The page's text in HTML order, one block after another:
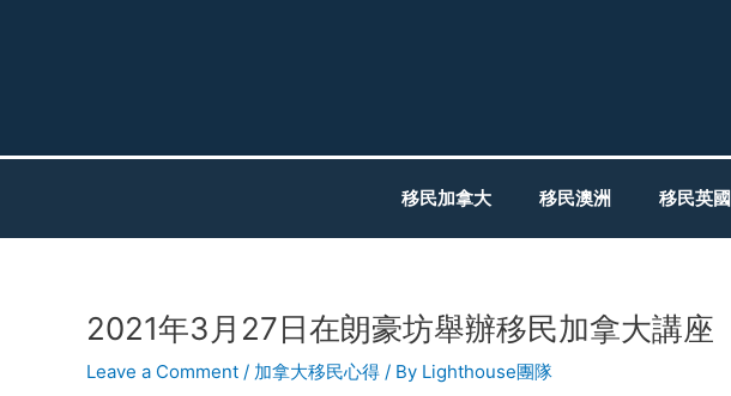
移民加拿大 移民澳洲 移民英國
2021年3月27日在朗豪坊舉辦移民加拿大講座
Leave a Comment / 加拿大移民心得 / By Lighthouse團隊
Post